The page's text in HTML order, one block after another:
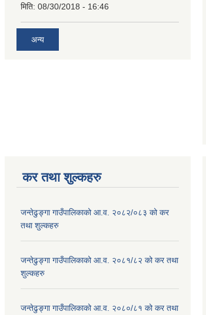
मिति: 08/30/2018 - 16:46
अन्य
कर तथा शुल्कहरु
जन्तेढुङ्गा गाउँपालिकाको आ.व. २०८२/०८३ को कर
तथा शुल्कहरु
जन्तेढुङ्गा गाउँपालिकाको आ.व. २०८१/८२ को कर तथा
शुल्कहरु
जन्तेढुङ्गा गाउँपालिकाको आ.व. २०८०/८१ को कर तथा